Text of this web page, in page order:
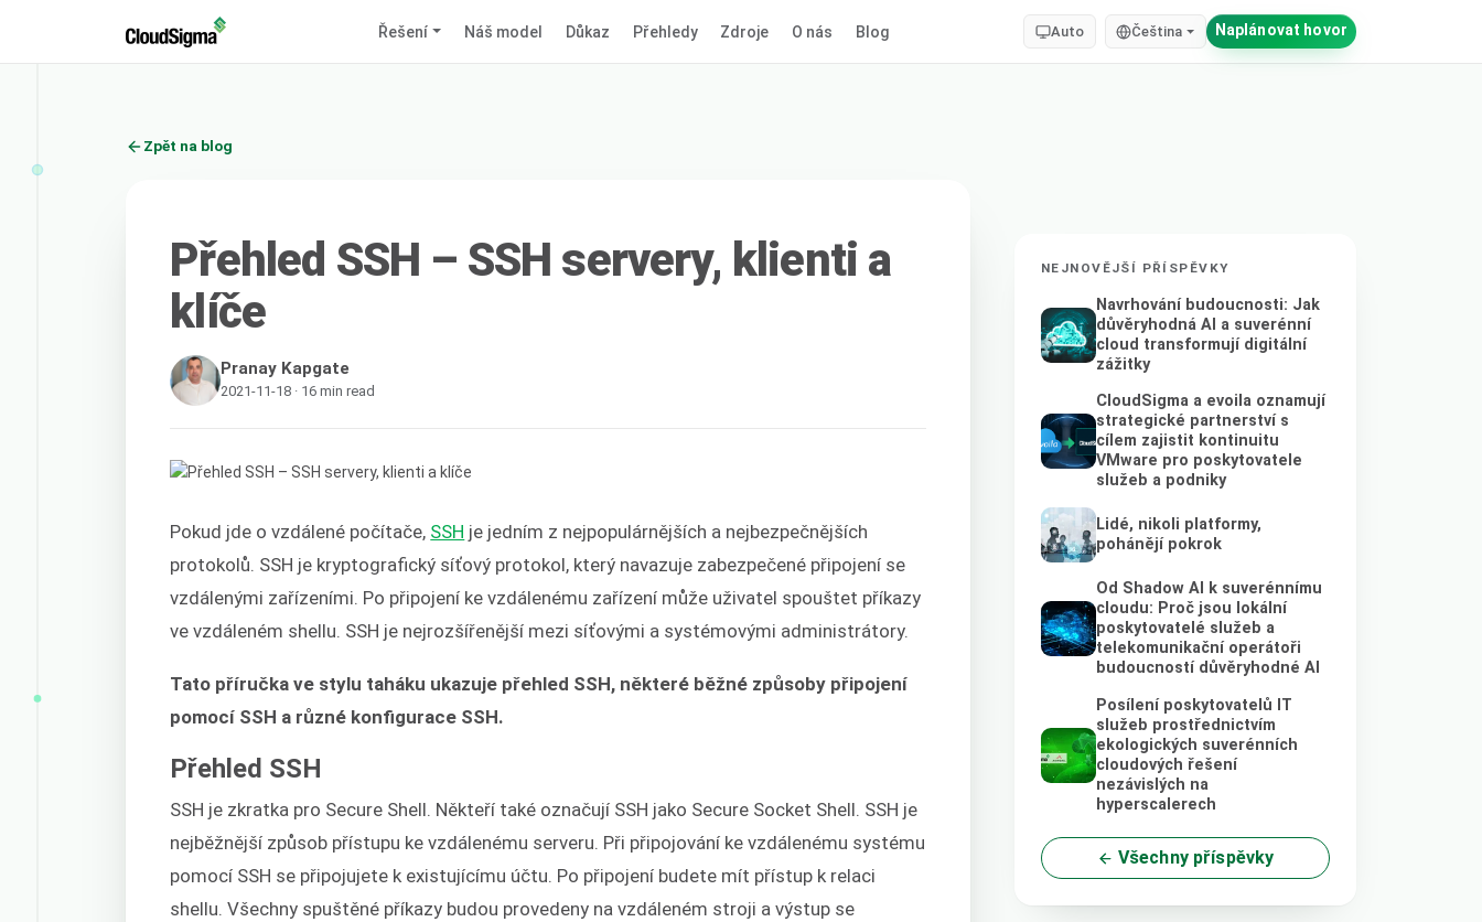
Řešení Náš model Důkaz Přehledy Zdroje O nás Blog Auto Čeština Naplánovat hovor
Zpět na blog
Přehled SSH – SSH servery, klienti a
klíče
Pranay Kapgate
2021-11-18 · 16 min read
Pokud jde o vzdálené počítače, SSH je jedním z nejpopulárnějších a nejbezpečnějších
protokolů. SSH je kryptografický síťový protokol, který navazuje zabezpečené připojení se
vzdálenými zařízeními. Po připojení ke vzdálenému zařízení může uživatel spouštet příkazy
ve vzdáleném shellu. SSH je nejrozšířenější mezi síťovými a systémovými administrátory.
Tato příručka ve stylu taháku ukazuje přehled SSH, některé běžné způsoby připojení
pomocí SSH a různé konfigurace SSH.
Přehled SSH
SSH je zkratka pro Secure Shell. Někteří také označují SSH jako Secure Socket Shell. SSH je
nejběžnější způsob přístupu ke vzdálenému serveru. Při připojování ke vzdálenému systému
pomocí SSH se připojujete k existujícímu účtu. Po připojení budete mít přístup k relaci
shellu. Všechny spuštěné příkazy budou provedeny na vzdáleném stroji a výstup se
NEJNOVĚJŠÍ PŘÍSPĚVKY
Navrhování budoucnosti: Jak
důvěryhodná AI a suverénní
cloud transformují digitální
zážitky
CloudSigma a evoila oznamují
strategické partnerství s
cílem zajistit kontinuitu
VMware pro poskytovatele
služeb a podniky
Lidé, nikoli platformy,
pohánějí pokrok
Od Shadow AI k suverénnímu
cloudu: Proč jsou lokální
poskytovatelé služeb a
telekomunikační operátoři
budoucností důvěryhodné AI
Posílení poskytovatelů IT
služeb prostřednictvím
ekologických suverénních
cloudových řešení
nezávislých na
hyperscalerech
Všechny příspěvky